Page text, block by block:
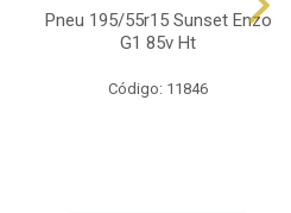
Pneu 195/55r15 Sunset Enzo
G1 85v Ht
Código: 11846